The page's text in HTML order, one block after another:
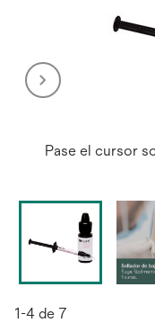
Pase el cursor
1-4 de 7